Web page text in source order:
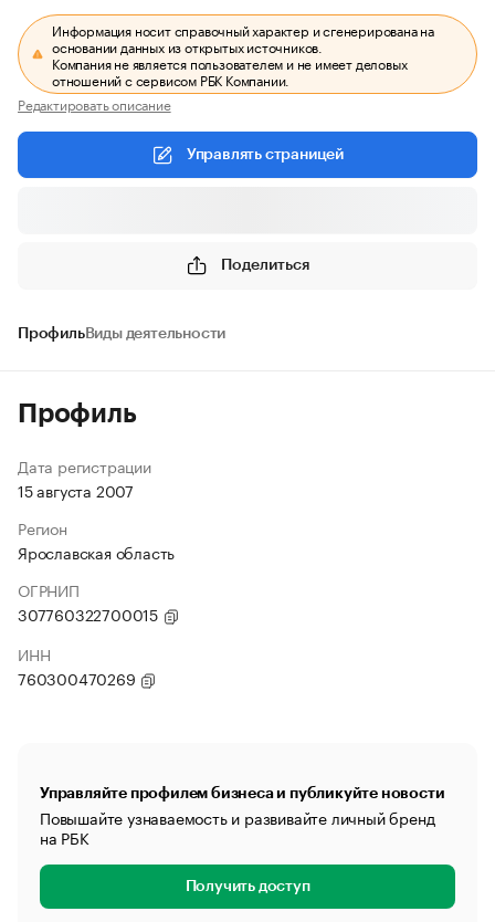
Информация носит справочный характер и сгенерирована на
основании данных из открытых источников.
Компания не является пользователем и не имеет деловых
отношений с сервисом РБК Компании.
Редактировать описание
Управлять страницей
Поделиться
ПрофильВиды деятельности
Профиль
Дата регистрации
15 августа 2007
Регион
Ярославская область
ОГРНИП
307760322700015
ИНН
760300470269
Управляйте профилем бизнеса и публикуйте новости
Повышайте узнаваемость и развивайте личный бренд
на РБК
Получить доступ